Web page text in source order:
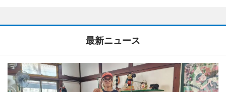
最新ニュース